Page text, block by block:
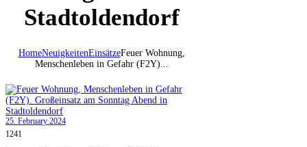
Stadtoldendorf
HomeNeuigkeitenEinsätzeFeuer Wohnung,
Menschenleben in Gefahr (F2Y)...
25. February 2024
1241